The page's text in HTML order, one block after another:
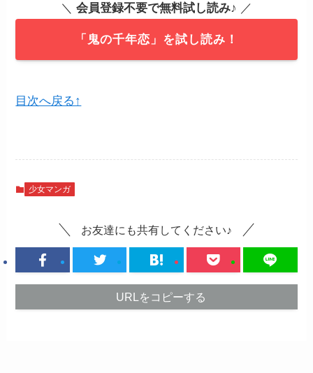
＼ 会員登録不要で無料試し読み♪ ／
「鬼の千年恋」を試し読み！
目次へ戻る↑
少女マンガ
お友達にも共有してください♪
URLをコピーする